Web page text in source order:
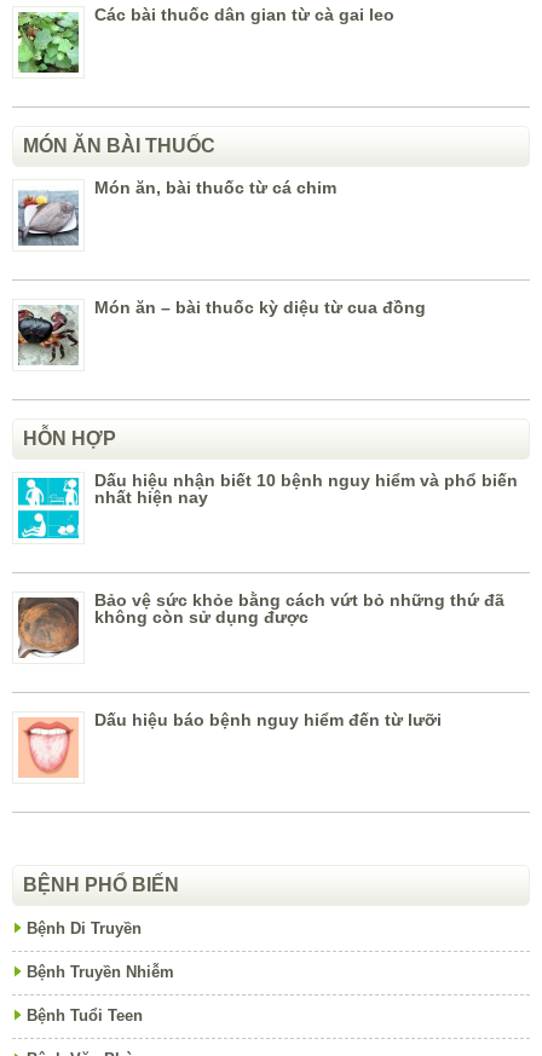
Các bài thuốc dân gian từ cà gai leo
MÓN ĂN BÀI THUỐC
Món ăn, bài thuốc từ cá chim
Món ăn – bài thuốc kỳ diệu từ cua đồng
HỖN HỢP
Dấu hiệu nhận biết 10 bệnh nguy hiểm và phổ biến
nhất hiện nay
Bảo vệ sức khỏe bằng cách vứt bỏ những thứ đã
không còn sử dụng được
Dấu hiệu báo bệnh nguy hiểm đến từ lưỡi
BỆNH PHỔ BIẾN
Bệnh Di Truyền
Bệnh Truyền Nhiễm
Bệnh Tuổi Teen